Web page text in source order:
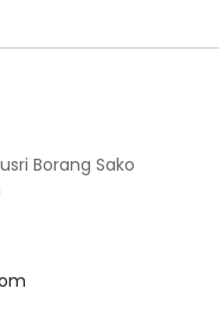
Borang Sako